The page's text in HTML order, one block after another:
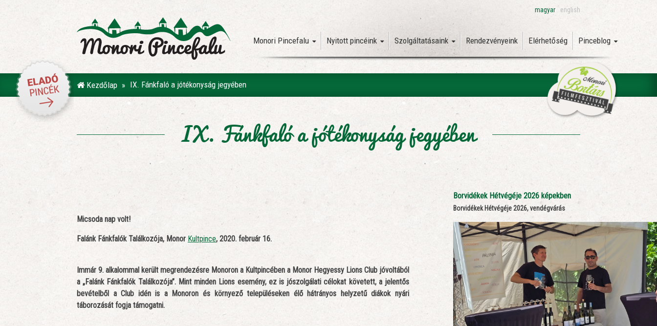
magyar english
Monori Pincefalu Nyitott pincéink Szolgáltatásaink Rendezvényeink Elérhetőség Pinceblog
Kezdőlap IX. Fánkfaló a jótékonyság jegyében
IX. Fánkfaló a jótékonyság jegyében
Micsoda nap volt!
Falánk Fánkfalók Találkozója, Monor Kultpince, 2020. február 16.
Immár 9. alkalommal került megrendezésre Monoron a Kultpincében a Monor Hegyessy Lions Club jóvoltából
a „Falánk Fánkfalók Találkozója”. Mint minden Lions esemény, ez is jószolgálati célokat követett, a jelentős
bevételből a Club idén is a Monoron és környező településeken élő hátrányos helyzetű diákok nyári
táborozását fogja támogatni.
Borvidékek Hétvégéje 2026 képekben
Borvidékek Hétvégéje 2026, vendégvárás